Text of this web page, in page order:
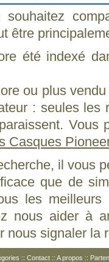
être
été indexé
ou plus
: seules les
Vous
Casques
il vous
que de
les
nous aider à
nous signaler la
:: Contact :: A propos ::